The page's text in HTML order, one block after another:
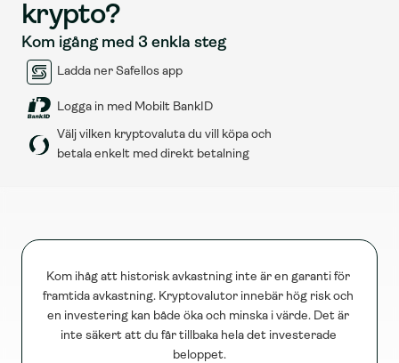
krypto?
Kom igång med 3 enkla steg
Ladda ner Safellos app
Logga in med Mobilt BankID
Välj vilken kryptovaluta du vill köpa och
betala enkelt med direkt betalning
Kom ihåg att historisk avkastning inte är en garanti för
framtida avkastning. Kryptovalutor innebär hög risk och
en investering kan både öka och minska i värde. Det är
inte säkert att du får tillbaka hela det investerade
beloppet.